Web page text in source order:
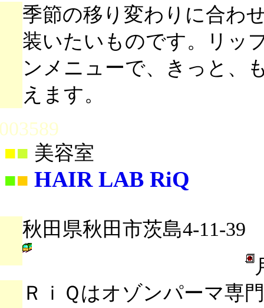
季節の移り変わりに合わ
装いたいものです。リッ
ンメニューで、きっと、
えます。
■ 美容室
■■ HAIR LAB RiQ
秋田県秋田市茨島4-11-39
ＲｉＱはオゾンパーマ専